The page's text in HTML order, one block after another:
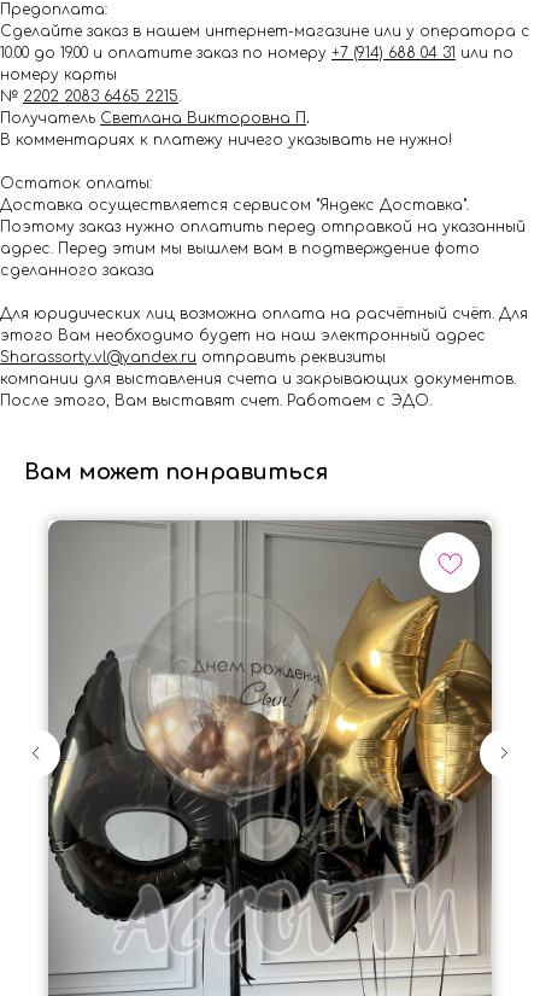
Предоплата:
Сделайте заказ в нашем интернет-магазине или у оператора с
10.00 до 19.00 и оплатите заказ по номеру +7 (914) 688 04 31 или по
номеру карты
№ 2202 2083 6465 2215.
Получатель Светлана Викторовна П .
В комментариях к платежу ничего указывать не нужно!
Остаток оплаты:
Доставка осуществляется сервисом "Яндекс Доставка".
Поэтому заказ нужно оплатить перед отправкой на указанный
адрес. Перед этим мы вышлем вам в подтверждение фото
сделанного заказа
Для юридических лиц возможна оплата на расчётный счёт. Для
этого Вам необходимо будет на наш электронный адрес
Shar.assorty.vl@yandex.ru отправить реквизиты
компании для выставления счета и закрывающих документов.
После этого, Вам выставят счет. Работаем с ЭДО.
Вам может понравиться